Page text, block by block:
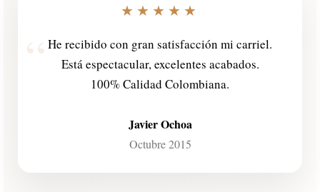
★★★★★
The Carriel arrived and it is beautiful!
Excellent craftsmanship and quality.
New York, USA